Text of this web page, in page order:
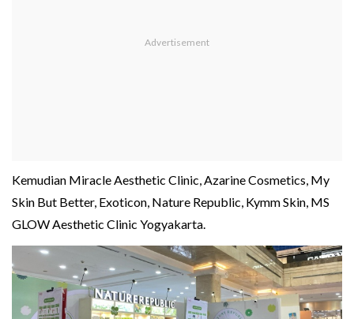
Kemudian Miracle Aesthetic Clinic, Azarine Cosmetics, My
Skin But Better, Exoticon, Nature Republic, Kymm Skin, MS
GLOW Aesthetic Clinic Yogyakarta.